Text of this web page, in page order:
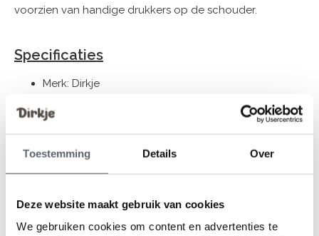
Toestemming Details Over
Deze website maakt gebruik van cookies
We gebruiken cookies om content en advertenties te
voorzien van handige drukkers op de schouder.
Specificaties
Merk: Dirkje
Thema: 05 Girls fresh
Kleur: Faded peach
Samenstelling: 95% Cotton/ 5% Elastane